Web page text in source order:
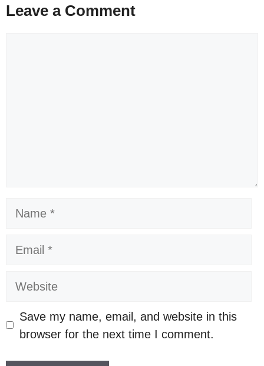
Leave a Comment
Name
Email
Website
Save my name, email, and website in this
browser for the next time I comment.